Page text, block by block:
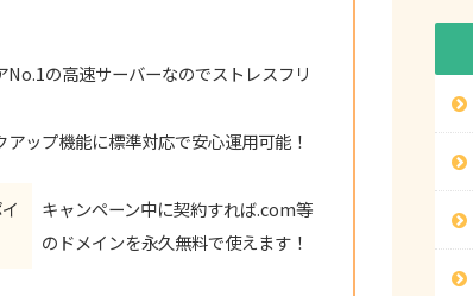
No.1の高速サーバーなのでストレスフリ
アップ機能に標準対応で安心運用可能！
キャンペーン中に契約すれば.com等
のドメインを永久無料で使えます！